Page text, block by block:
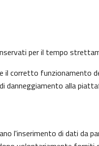
per il tempo
corretto funzionamento
alla
l'inserimento di dati da